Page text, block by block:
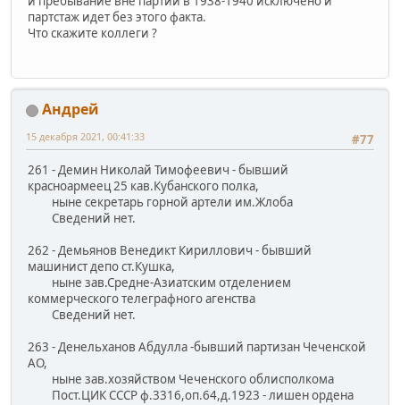
партстаж идет без этого факта.
Что скажите коллеги ?
Андрей
#77
15 декабря 2021, 00:41:33
261 - Демин Николай Тимофеевич - бывший
красноармеец 25 кав.Кубанского полка,
ныне секретарь горной артели им.Жлоба
Сведений нет.
262 - Демьянов Венедикт Кириллович - бывший
машинист депо ст.Кушка,
ныне зав.Средне-Азиатским отделением
коммерческого телеграфного агенства
Сведений нет.
263 - Денельханов Абдулла -бывший партизан Чеченской
АО,
ныне зав.хозяйством Чеченского облисполкома
Пост.ЦИК СССР ф.3316,оп.64,д.1923 - лишен ордена